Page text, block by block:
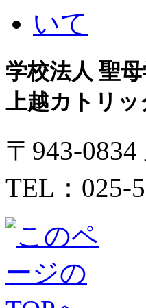
学校法人 聖
上越カトリッ
〒943-
TEL：025-